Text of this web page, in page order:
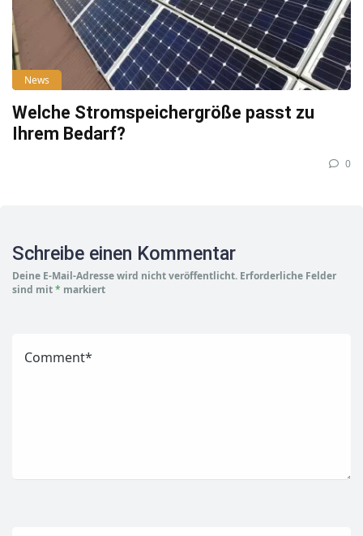
News
Welche Stromspeichergröße passt zu
Ihrem Bedarf?
0
Schreibe einen Kommentar
Deine E-Mail-Adresse wird nicht veröffentlicht. Erforderliche Felder
sind mit* markiert